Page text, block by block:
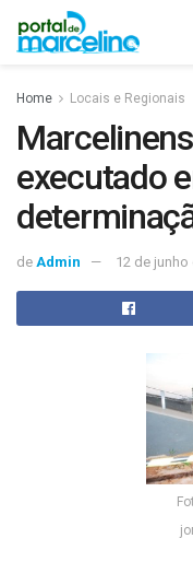
Home Locais e Regionais
executado
de Admin 12 de junho